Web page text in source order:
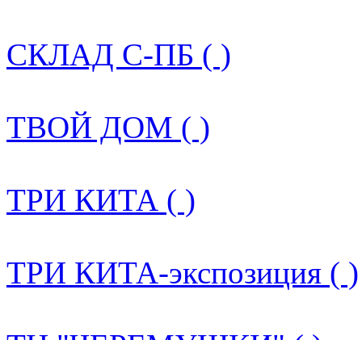
СКЛАД С-ПБ ( )
ТВОЙ ДОМ ( )
ТРИ КИТА ( )
ТРИ КИТА-экспозиция ( )